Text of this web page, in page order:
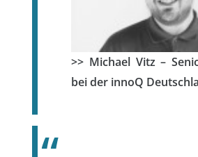
>> Michael Vitz –
bei der innoQ